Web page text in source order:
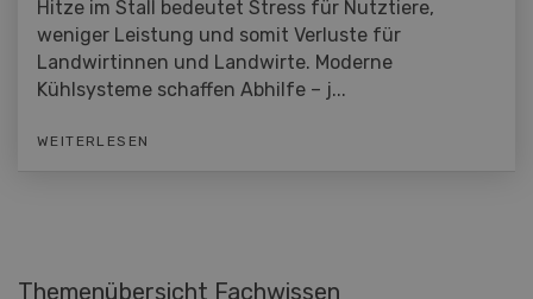
Hitze im Stall bedeutet Stress für Nutztiere,
weniger Leistung und somit Verluste für
Landwirtinnen und Landwirte. Moderne
Kühlsysteme schaffen Abhilfe – j...
WEITERLESEN
Themenübersicht Fachwissen